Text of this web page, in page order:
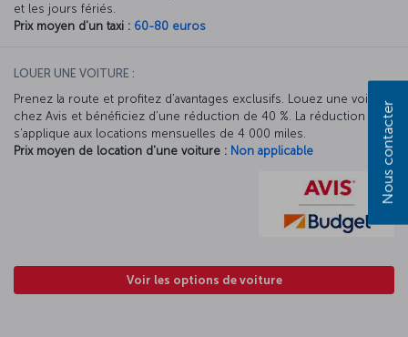
et les jours fériés.
Prix moyen d'un taxi : 60-80 euros
LOUER UNE VOITURE :
Prenez la route et profitez d’avantages exclusifs. Louez une voiture
chez Avis et bénéficiez d’une réduction de 40 %. La réduction Avis
s’applique aux locations mensuelles de 4 000 miles.
Prix moyen de location d'une voiture : Non applicable
Voir les options de voiture
Nous contacter